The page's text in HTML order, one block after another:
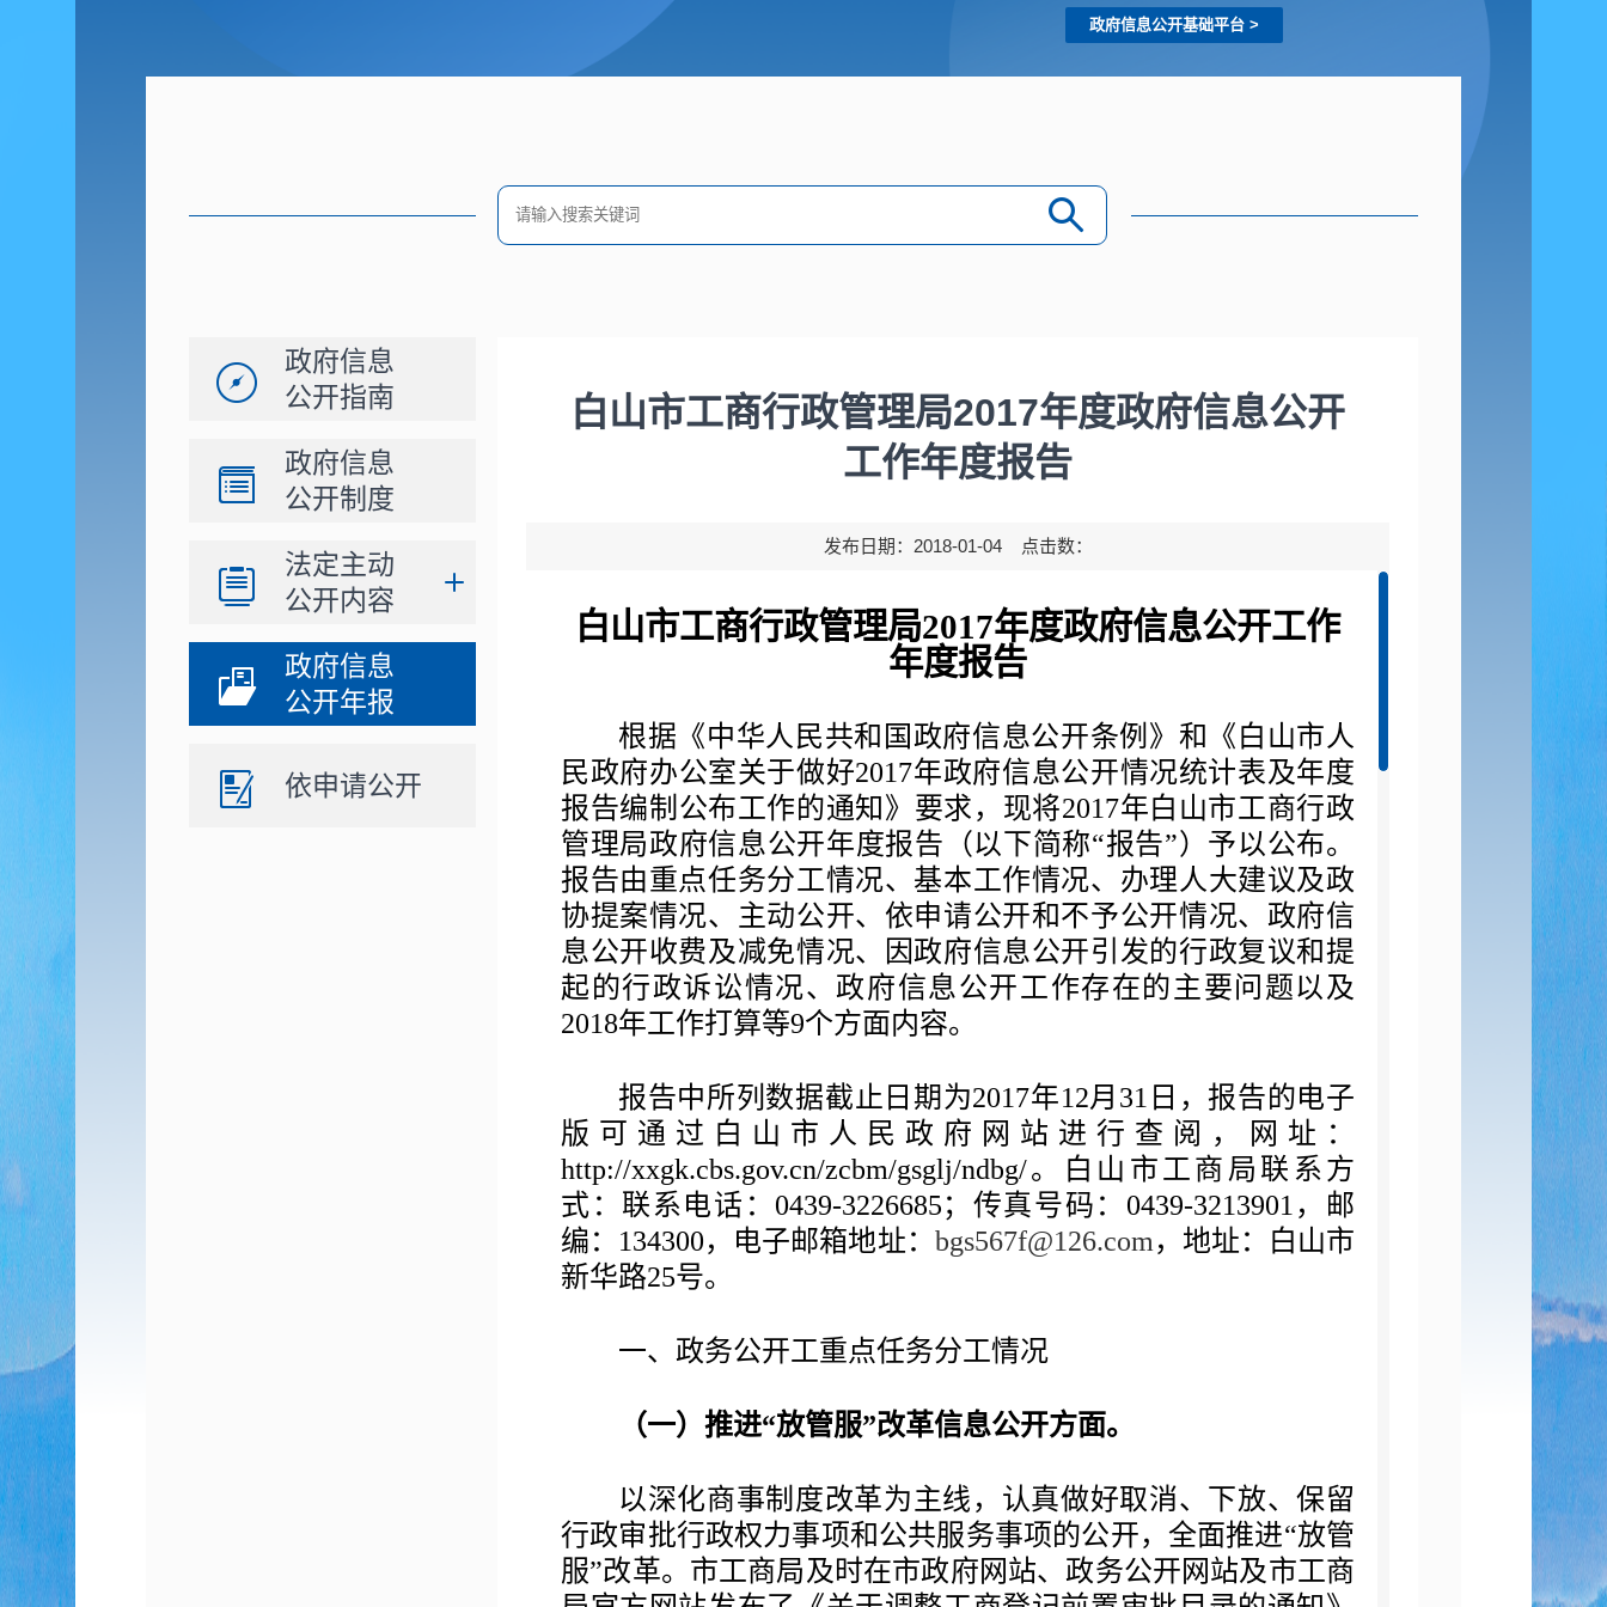
政府信息公开基础平台 >
政府信息
公开指南
政府信息
公开制度
法定主动
公开内容
政府信息
公开年报
依申请公开
白山市工商行政管理局2017年度政府信息公开
工作年度报告
发布日期：2018-01-04 点击数：
白山市工商行政管理局2017年度政府信息公开工作
年度报告
根据《中华人民共和国政府信息公开条例》和《白山市人
民政府办公室关于做好2017年政府信息公开情况统计表及年度
报告编制公布工作的通知》要求，现将2017年白山市工商行政
管理局政府信息公开年度报告（以下简称“报告”）予以公布。
报告由重点任务分工情况、基本工作情况、办理人大建议及政
协提案情况、主动公开、依申请公开和不予公开情况、政府信
息公开收费及减免情况、因政府信息公开引发的行政复议和提
起的行政诉讼情况、政府信息公开工作存在的主要问题以及
2018年工作打算等9个方面内容。
报告中所列数据截止日期为2017年12月 31 日， 报告的电子
版可通过白山市人民政府网站进行查阅，
网址：
http://xxgk.cbs.gov.cn/zcbm/gsglj/ndbg/。白山市工商局联系方
式：联系电话： 0439-3226685；传真号码： 0439-3213901 ，邮
编： 134300，电子邮箱地址： bgs567f@126.com ，地址：白山市
新华路25号。
一、政务公开工重点任务分工情况
（一）推进“放管服”改革信息公开方面。
以深化商事制度改革为主线，认真做好取消、下放、保留
行政审批行政权力事项和公共服务事项的公开，全面推进“放管
服”改革。市工商局及时在市政府网站、政务公开网站及市工商